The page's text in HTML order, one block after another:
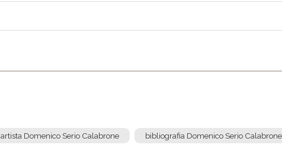
artista Domenico Serio Calabrone bibliografia Domenico Serio Calabrone